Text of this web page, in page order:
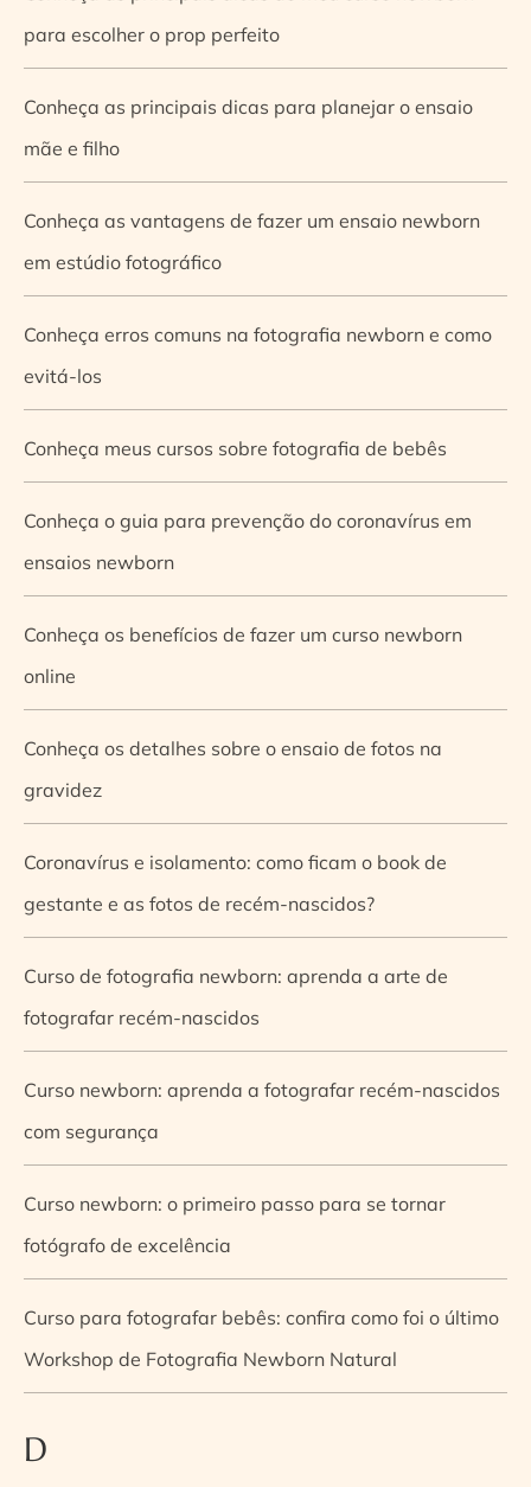
para escolher o prop perfeito
Conheça as principais dicas para planejar o ensaio
mãe e filho
Conheça as vantagens de fazer um ensaio newborn
em estúdio fotográfico
Conheça erros comuns na fotografia newborn e como
evitá-los
Conheça meus cursos sobre fotografia de bebês
Conheça o guia para prevenção do coronavírus em
ensaios newborn
Conheça os benefícios de fazer um curso newborn
online
Conheça os detalhes sobre o ensaio de fotos na
gravidez
Coronavírus e isolamento: como ficam o book de
gestante e as fotos de recém-nascidos?
Curso de fotografia newborn: aprenda a arte de
fotografar recém-nascidos
Curso newborn: aprenda a fotografar recém-nascidos
com segurança
Curso newborn: o primeiro passo para se tornar
fotógrafo de excelência
Curso para fotografar bebês: confira como foi o último
Workshop de Fotografia Newborn Natural
D